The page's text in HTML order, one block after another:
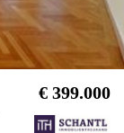
€ 399.000